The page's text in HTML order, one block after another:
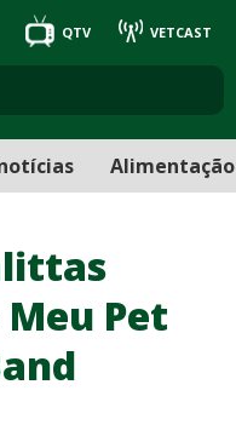
QTV VETCAST
Alimentação
Pet